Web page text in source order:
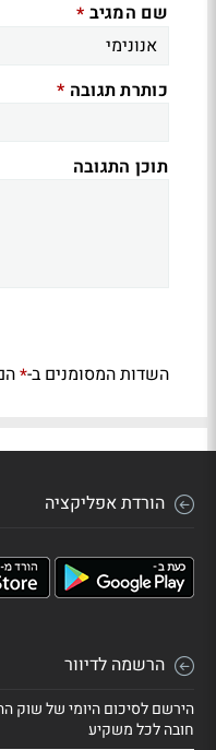
שם המגיב *
כותרת תגובה *
תוכן התגובה
השדות המסומנים ב-*
הורדת אפליקציה
הרשמה לדיוור
הירשם לסיכום היומי של שוק
חובה לכל משקיע